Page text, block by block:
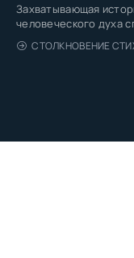
Захватывающая
человеческого духа
СТОЛКНОВЕНИЕ